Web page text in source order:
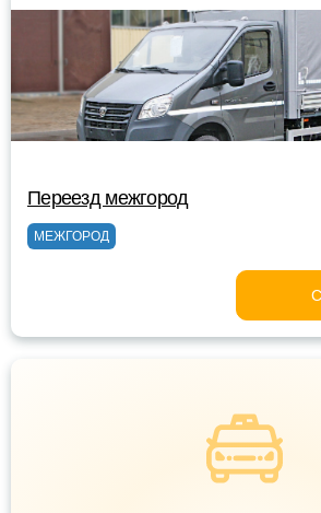
Переезд межгород
МЕЖГОРОД